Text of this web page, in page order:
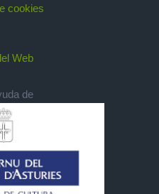
cookies
Web
de